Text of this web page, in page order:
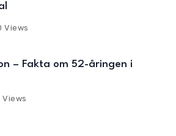
Views
Views